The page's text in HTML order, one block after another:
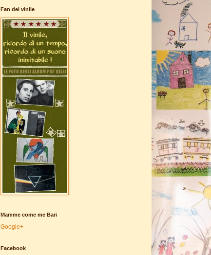
Fan del vinile
Mamme come me Bari
Google+
Facebook